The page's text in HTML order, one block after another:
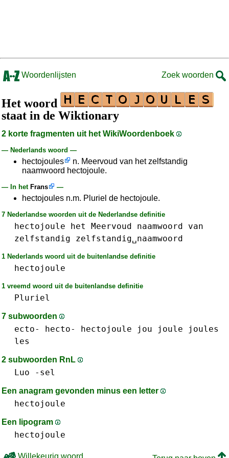
Woordenlijsten Zoek woorden
Het woord
staat in de Wiktionary
2 korte fragmenten uit het WikiWoordenboek
— Nederlands woord —
hectojoules
n. Meervoud van het zelfstandig
naamwoord hectojoule.
— In het Frans —
hectojoules n.m. Pluriel de hectojoule.
7 Nederlandse woorden uit de Nederlandse definitie
hectojoule het Meervoud naamwoord
van
zelfstandig
zelfstandig␣naamwoord
1 Nederlands woord uit de buitenlandse definitie
hectojoule
1 vreemd woord uit de buitenlandse definitie
Pluriel
7 subwoorden
ecto- hecto- hectojoule jou joule
joules
les
2 subwoorden RnL
Luo -sel
Een anagram gevonden minus een letter
hectojoule
Een lipogram
hectojoule
Willekeurig woord